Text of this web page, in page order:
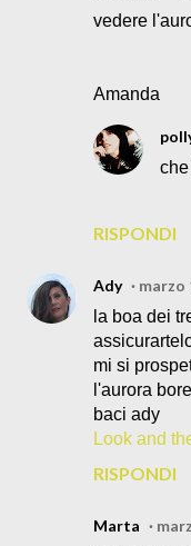
vedere
Amanda
RISPONDI
Ady
marzo
la boa dei
mi si
l'aurora
baci ady
Look and
RISPONDI
Marta